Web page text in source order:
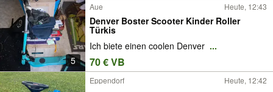
5
Aue Heute, 12:43
Denver Boster Scooter Kinder Roller
Türkis
Ich biete einen coolen Denver ...
70 € VB
Eppendorf Heute, 12:42